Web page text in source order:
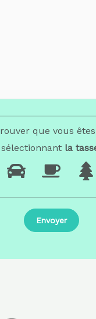
que vous
sélectionnant la